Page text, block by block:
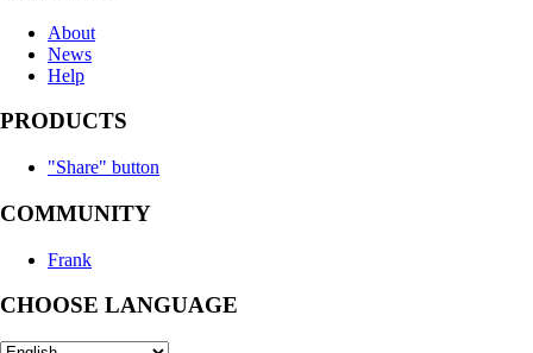
About
News
Help
PRODUCTS
"Share" button
COMMUNITY
Frank
CHOOSE LANGUAGE